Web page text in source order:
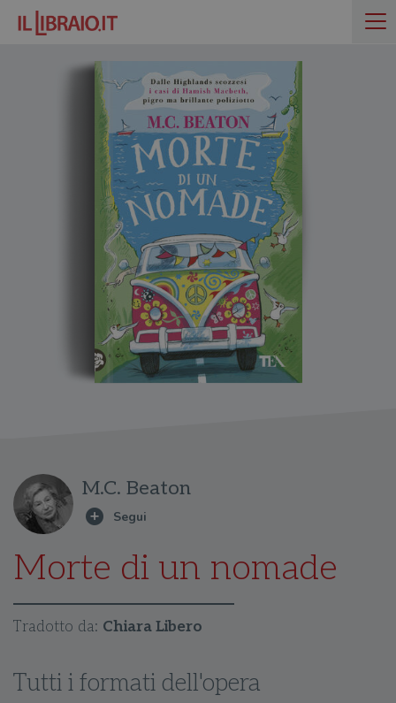
M.C. Beaton
Morte di un nomade
Tradotto da: Chiara Libero
Tutti i formati dell'opera